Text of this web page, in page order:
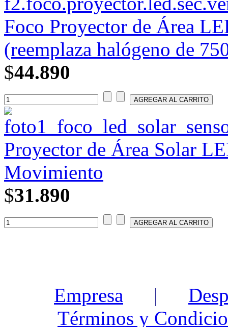
Foco Proyector de Área
(reemplaza halógeno de
$44.890
Proyector de Área Solar
Movimiento
$31.890
Empresa |
Términos y